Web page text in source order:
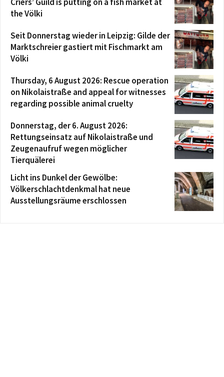
the Völki
Seit Donnerstag wieder in Leipzig: Gilde der
Marktschreier gastiert mit Fischmarkt am
Völki
Thursday, 6 August 2026: Rescue operation
on Nikolaistraße and appeal for witnesses
regarding possible animal cruelty
Donnerstag, der 6. August 2026:
Rettungseinsatz auf Nikolaistraße und
Zeugenaufruf wegen möglicher
Tierquälerei
Licht ins Dunkel der Gewölbe:
Völkerschlachtdenkmal hat neue
Ausstellungsräume erschlossen